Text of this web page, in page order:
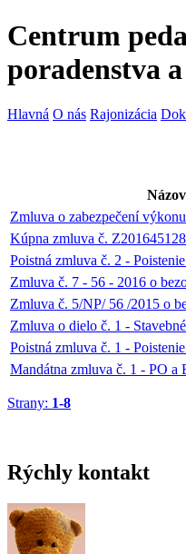
Centrum
poradenstva
Hlavná O nás Rajonizácia
Názov
Zmluva o zabezpečení
Kúpna zmluva č.
Poistná zmluva č. 2 -
Zmluva č. 7 - 56 - 2016 o
Zmluva č. 5/NP/ 56 /2015 o
Zmluva o dielo č. 1 -
Poistná zmluva č. 1 -
Mandátna zmluva č. 1 - PO a
Strany: 1-8
Rýchly kontakt